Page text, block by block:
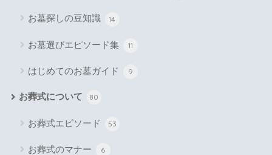
お墓探しの豆知識 14
お墓選びエピソード集 11
はじめてのお墓ガイド 9
お葬式について 80
お葬式エピソード 53
お葬式のマナー 6